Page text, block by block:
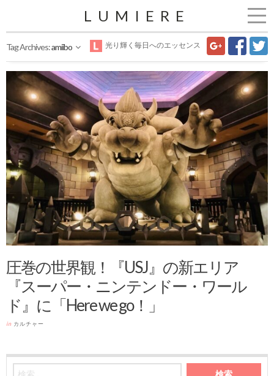
LUMIERE
光り輝く毎日へのエッセンス
Tag Archives:amiibo
圧巻の世界観！『USJ』の新エリア
『スーパー・ニンテンドー・ワール
ド』に「Here we go！」
in カルチャー